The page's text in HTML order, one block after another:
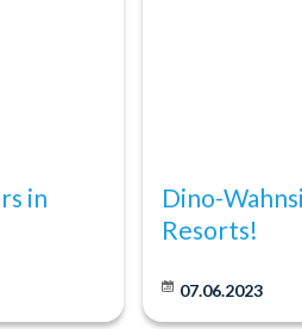
Schokoladenpulver
in
Dino-
Resorts!
07.06.2023